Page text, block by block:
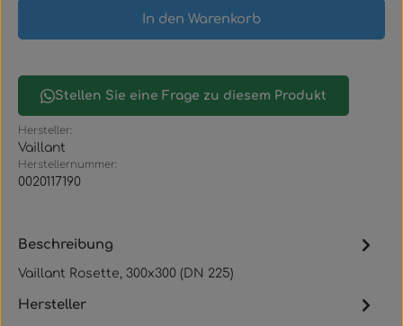
In den Warenkorb
Stellen Sie eine Frage zu diesem Produkt
Hersteller:
Vaillant
Herstellernummer:
0020117190
Beschreibung
Vaillant Rosette, 300x300 (DN 225)
Hersteller